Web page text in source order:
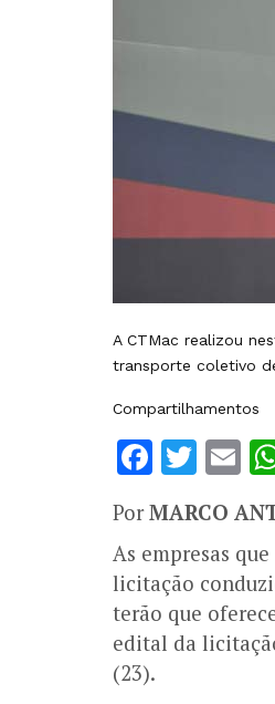
A CTMac realizou
transporte coletivo
Compartilhamentos
PorMARCO
As empresas
licitação
terão que
edital da
(23).